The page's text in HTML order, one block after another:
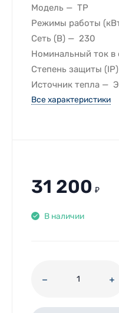
Модель
TP
Режимы работы
Сеть (В)
230
Номинальный ток в
Степень защиты (IP)
Источник тепла
Все характеристики
31 200 ₽
В наличии